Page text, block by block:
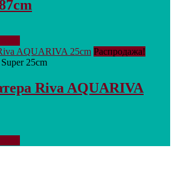
AQUARIVA 25cm Распродажа!
Riva AQUARIVA